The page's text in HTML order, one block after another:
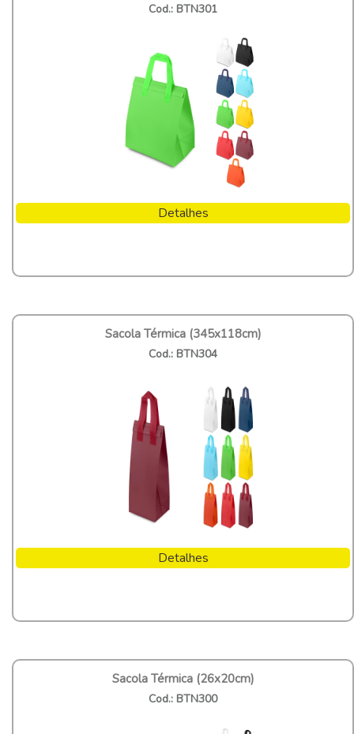
Cod.: BTN301
Detalhes
Sacola Térmica (345x118cm)
Cod.: BTN304
Detalhes
Sacola Térmica (26x20cm)
Cod.: BTN300